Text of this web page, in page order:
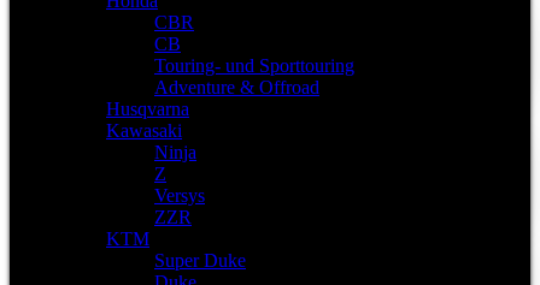
CBR
CB
Touring- und Sporttouring
Adventure & Offroad
Husqvarna
Kawasaki
Ninja
Z
Versys
ZZR
KTM
Super Duke